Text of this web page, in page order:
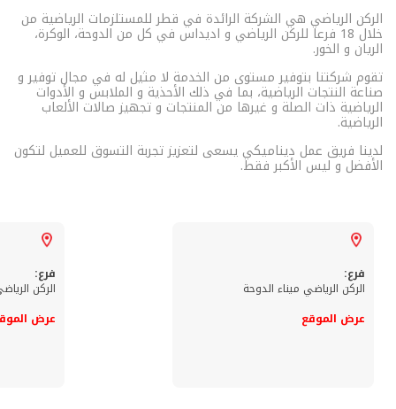
الركن الرياضي هي الشركة الرائدة في قطر للمستلزمات الرياضية من
خلال 18 فرعا للركن الرياضي و اديداس في كل من الدوحة، الوكرة،
الريان و الخور.
تقوم شركتنا بتوفير مستوى من الخدمة لا مثيل له في مجال توفير و
صناعة النتجات الرياضية، بما في ذلك الأحذية و الملابس و الأدوات
الرياضية ذات الصلة و غيرها من المنتجات و تجهيز صالات الألعاب
الرياضية.
لدينا فريق عمل ديناميكي يسعى لتعزيز تجربة التسوق للعميل لتكون
الأفضل و ليس الأكبر فقط.
فرع:
الركن الرياضي ميناء الدوحة
عرض الموقع
فرع:
الركن
عرض